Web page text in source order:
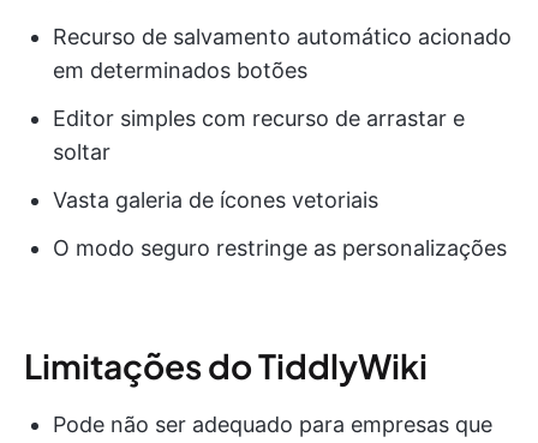
Recurso de salvamento automático acionado
em determinados botões
Editor simples com recurso de arrastar e
soltar
Vasta galeria de ícones vetoriais
O modo seguro restringe as personalizações
Limitações do TiddlyWiki
Pode não ser adequado para empresas que